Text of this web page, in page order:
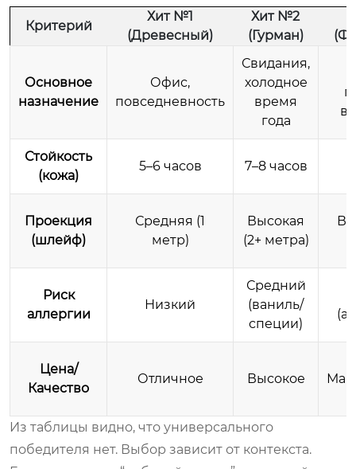
Критерий
Хит №1
(Древесный)
Хит №2
(Гурман)
Основное
назначение
Офис,
повседневность
Свидания,
холодное
время
года
Стойкость
(кожа)
5–6 часов 7–8 часов
Проекция
(шлейф)
Средняя (1
метр)
Высокая
(2+ метра)
Риск
аллергии
Низкий
Средний
(ваниль/
специи)
Цена/
Качество
Отличное Высокое
Из таблицы видно, что универсального
победителя нет. Выбор зависит от контекста.